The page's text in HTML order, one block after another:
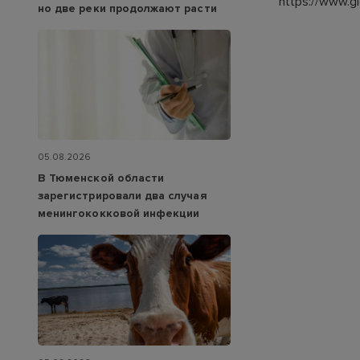
но две реки продолжают расти
05.08.2026
В Тюменской области
зарегистрировали два случая
менингококковой инфекции